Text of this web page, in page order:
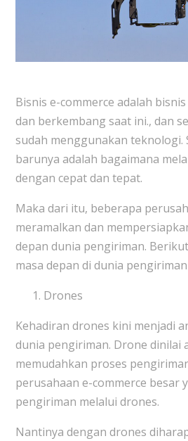
Bisnis e-commerce adalah
dan berkembang saat ini., dan
sudah menggunakan teknologi.
barunya adalah bagaimana
dengan cepat dan tepat.
Maka dari itu, beberapa
meramalkan dan
depan dunia pengiriman.
masa depan di dunia pengiriman
Drones
Kehadiran drones kini menjadi
dunia pengiriman. Drone dinilai
memudahkan proses
perusahaan e-commerce besar
pengiriman melalui drones.
Nantinya dengan drones